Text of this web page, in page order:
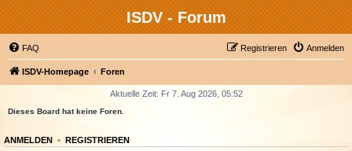
ISDV - Forum
FAQ Anmelden
Registrieren
ISDV-Homepage Foren
Aktuelle Zeit: Fr 7. Aug 2026, 05:52
Dieses Board hat keine Foren.
ANMELDEN • REGISTRIEREN